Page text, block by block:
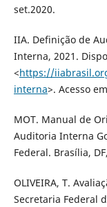
set.2020.
IIA. Definição de
Interna, 2021.
<https://
interna>. Acesso
MOT. Manual de
Auditoria Interna
Federal. Brasília,
OLIVEIRA, T.
Secretaria Federal